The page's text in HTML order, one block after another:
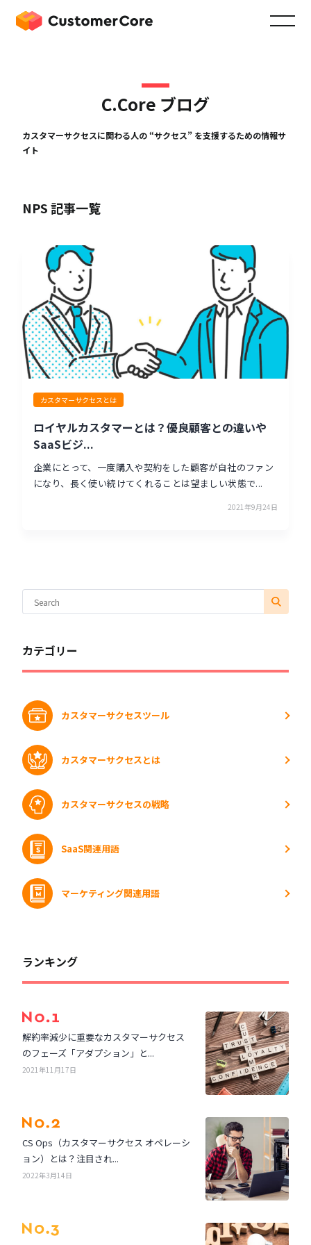
C.Core ブログ
カスタマーサクセスに関わる人の “サクセス” を支援するための情報サ
イト
NPS 記事一覧
カスタマーサクセスとは
ロイヤルカスタマーとは？優良顧客との違いや
SaaSビジ...
企業にとって、一度購入や契約をした顧客が自社のファン
になり、長く使い続けてくれることは望ましい状態で...
2021年9月24日
カテゴリー
カスタマーサクセスツール
カスタマーサクセスとは
カスタマーサクセスの戦略
SaaS関連用語
マーケティング関連用語
ランキング
解約率減少に重要なカスタマーサクセス
のフェーズ「アダプション」と...
2021年11月17日
CS Ops（カスタマーサクセス オペレーシ
ョン）とは？注目され...
2022年3月14日